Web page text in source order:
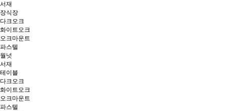
서재
장식장
다크오크
화이트오크
오크마운트
파스텔
월넛
서재
테이블
다크오크
화이트오크
오크마운트
파스텔